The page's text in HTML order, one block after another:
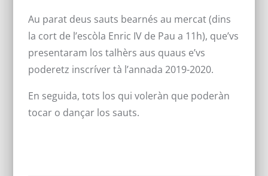
Au parat deus sauts bearnés au mercat (dins
la cort de l’escòla Enric IV de Pau a 11h), que’vs
presentaram los talhèrs aus quaus e’vs
poderetz inscríver tà l’annada 2019-2020.
En seguida, tots los qui voleràn que poderàn
tocar o dançar los sauts.